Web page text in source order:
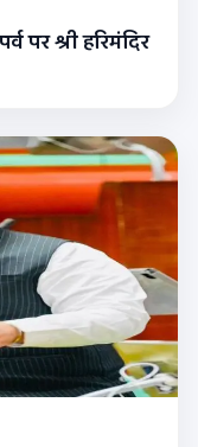
पर श्री हरिमंदिर